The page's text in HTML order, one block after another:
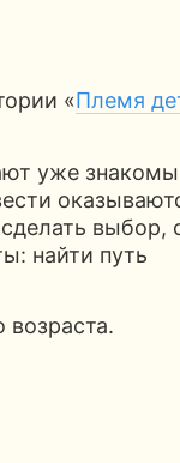
«Племя
уже
выбор,
найти путь
возраста.